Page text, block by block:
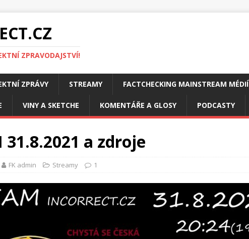
ZPRAVODAJSTVÍ!
ZPRÁVY STREAMY FACTCHECKING MAINSTREAM MÉDIÍ
VINY A SKETCHE KOMENTÁŘE A GLOSY PODCASTY
31.8.2021 a zdroje
FK admin Streamy 1